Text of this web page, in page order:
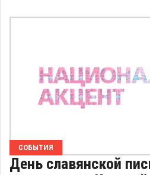
СОБЫТИЯ
День славянской